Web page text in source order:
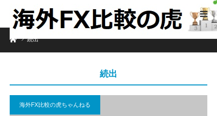
ホーム続出
続出
海外FX比較の虎ちゃんねる